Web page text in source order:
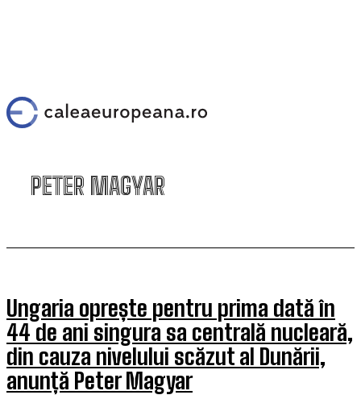
PETER MAGYAR
Ungaria oprește pentru prima dată în
44 de ani singura sa centrală nucleară,
din cauza nivelului scăzut al Dunării,
anunță Peter Magyar